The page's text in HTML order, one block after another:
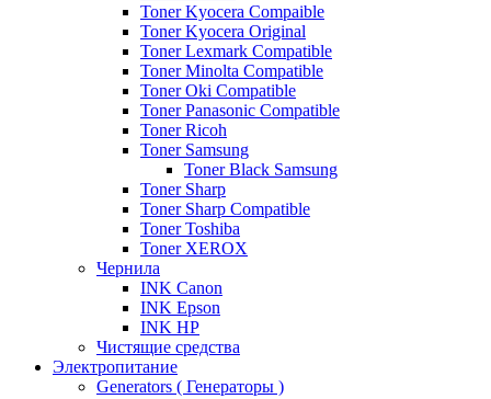
Toner Kyocera Compaible
Toner Kyocera Original
Toner Lexmark Compatible
Toner Minolta Compatible
Toner Oki Compatible
Toner Panasonic Compatible
Toner Ricoh
Toner Samsung
Toner Black Samsung
Toner Sharp
Toner Sharp Compatible
Toner Toshiba
Toner XEROX
Чернила
INK Canon
INK Epson
INK HP
Чистящие средства
Электропитание
Generators ( Генераторы )